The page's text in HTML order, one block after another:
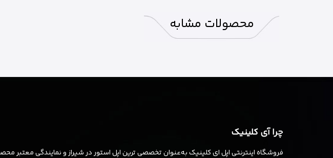
محصولات مشابه
چرا آی کلینیک
فروشگاه اینترنتی اپل ای کلینیک به‌عنوان تخصصی ترین اپل استور در شیراز و نمایندگی معتبر